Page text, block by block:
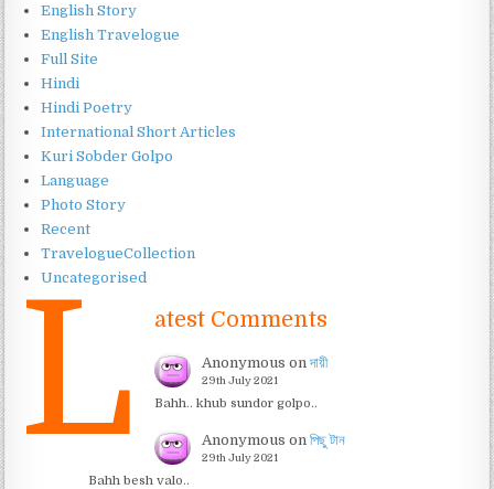
English Story
English Travelogue
Full Site
Hindi
Hindi Poetry
International Short Articles
Kuri Sobder Golpo
Language
Photo Story
Recent
TravelogueCollection
Uncategorised
L atest Comments
Anonymous on দায়ী
29th July 2021
Bahh.. khub sundor golpo..
Anonymous on পিছু টান
29th July 2021
Bahh besh valo..